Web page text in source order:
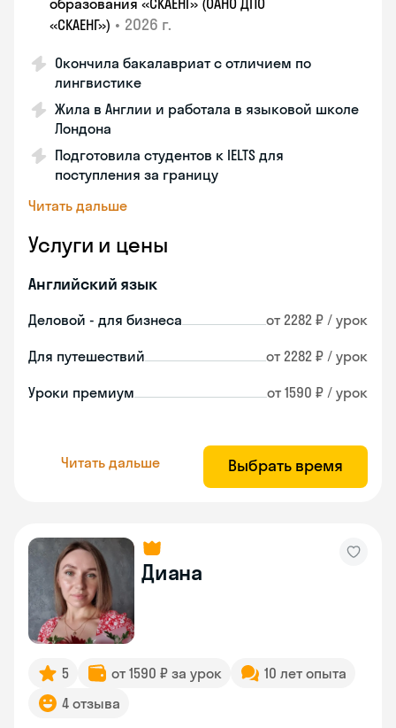
образования «СКАЕНГ» (ОАНО ДПО
«СКАЕНГ») • 2026 г.
Окончила бакалавриат с отличием по
лингвистике
Жила в Англии и работала в языковой школе
Лондона
Подготовила студентов к IELTS для
поступления за границу
Читать дальше
Услуги и цены
Английский язык
Деловой - для бизнеса от 2282 ₽ / урок
Для путешествий от 2282 ₽ / урок
Уроки премиум от 1590 ₽ / урок
Читать дальше Выбрать время
Диана
5 от 1590 ₽ за урок
10 лет опыта
4 отзыва